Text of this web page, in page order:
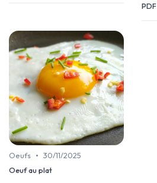
PDF
Oeufs • 30/11/2025
Oeuf au plat